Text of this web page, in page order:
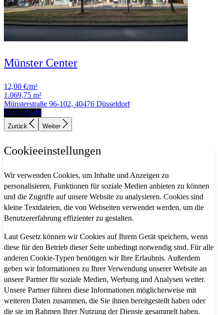
Münster Center
12,00 €/m²
1.069,75 m²
Münsterstraße 96-102, 40476 Düsseldorf
Zum Objekt
Zurück Weiter
Cookieeinstellungen
Wir verwenden Cookies, um Inhalte und Anzeigen zu
personalisieren, Funktionen für soziale Medien anbieten zu können
und die Zugriffe auf unsere Website zu analysieren. Cookies sind
kleine Textdateien, die von Webseiten verwendet werden, um die
Benutzererfahrung effizienter zu gestalten.
Laut Gesetz können wir Cookies auf Ihrem Gerät speichern, wenn
diese für den Betrieb dieser Seite unbedingt notwendig sind. Für alle
anderen Cookie-Typen benötigen wir Ihre Erlaubnis. Außerdem
geben wir Informationen zu Ihrer Verwendung unserer Website an
unsere Partner für soziale Medien, Werbung und Analysen weiter.
Unsere Partner führen diese Informationen möglicherweise mit
weiteren Daten zusammen, die Sie ihnen bereitgestellt haben oder
die sie im Rahmen Ihrer Nutzung der Dienste gesammelt haben.